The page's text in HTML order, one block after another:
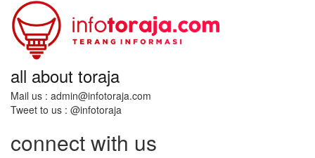
all about toraja
Mail us : admin@infotoraja.com
Tweet to us : @infotoraja
connect with us